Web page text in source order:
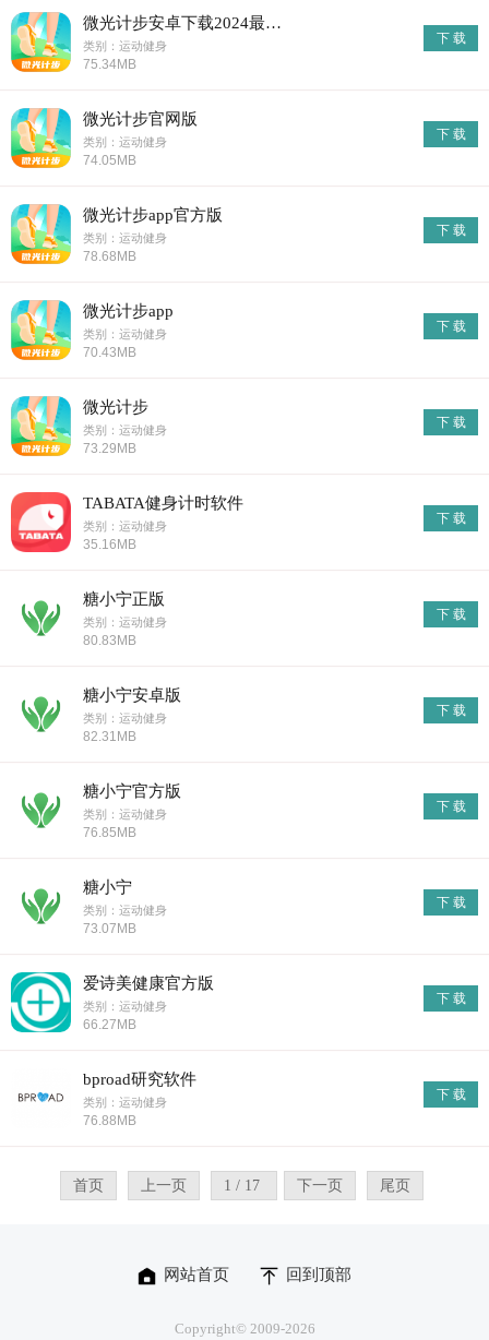
微光计步安卓下载2024最新版
类别：运动健身
75.34MB
下 载
微光计步官网版
类别：运动健身
74.05MB
下 载
微光计步app官方版
类别：运动健身
78.68MB
下 载
微光计步app
类别：运动健身
70.43MB
下 载
微光计步
类别：运动健身
73.29MB
下 载
TABATA健身计时软件
类别：运动健身
35.16MB
下 载
糖小宁正版
类别：运动健身
80.83MB
下 载
糖小宁安卓版
类别：运动健身
82.31MB
下 载
糖小宁官方版
类别：运动健身
76.85MB
下 载
糖小宁
类别：运动健身
73.07MB
下 载
爱诗美健康官方版
类别：运动健身
66.27MB
下 载
bproad研究软件
类别：运动健身
76.88MB
下 载
首页 上一页 1 / 17 下一页 尾页
网站首页 回到顶部
Copyright© 2009-2026